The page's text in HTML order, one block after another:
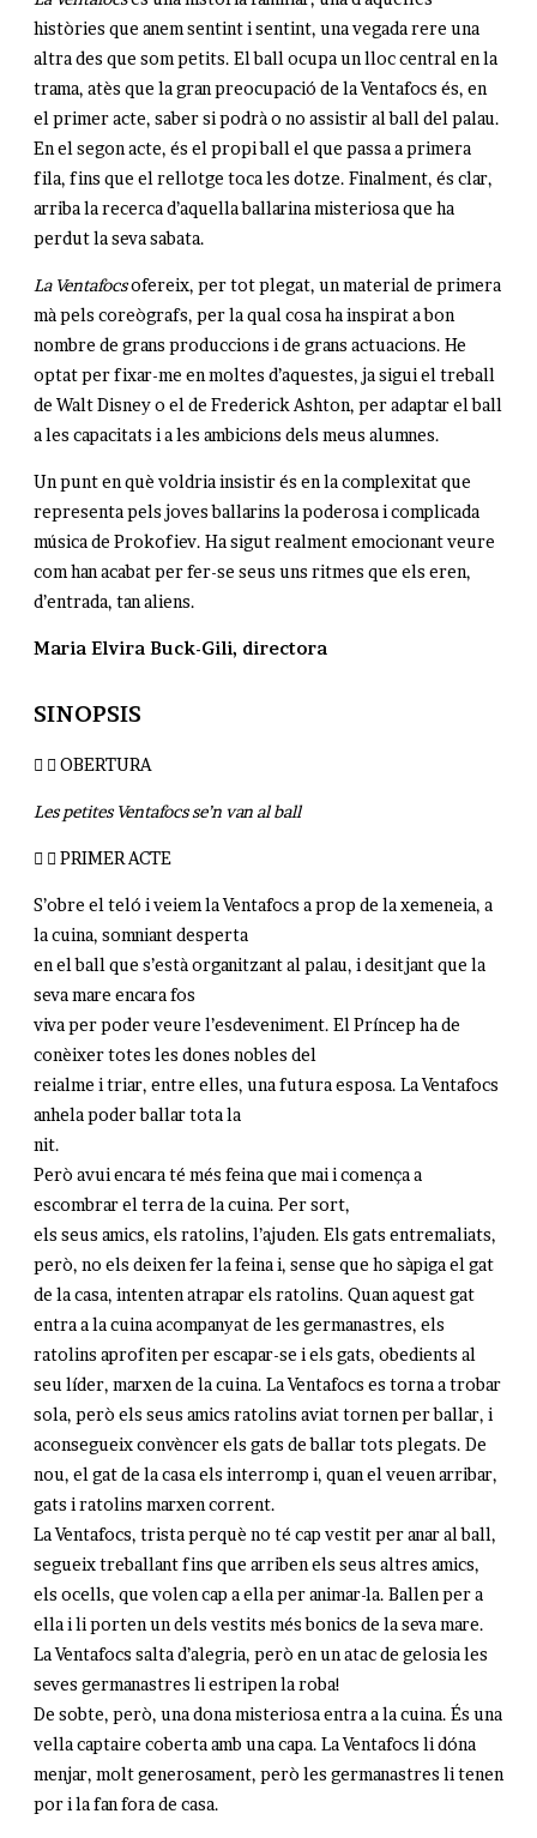
històries que anem sentint i sentint, una vegada rere una
altra des que som petits. El ball ocupa un lloc central en la
trama, atès que la gran preocupació de la Ventafocs és, en
el primer acte, saber si podrà o no assistir al ball del palau.
En el segon acte, és el propi ball el que passa a primera
fila, fins que el rellotge toca les dotze. Finalment, és clar,
arriba la recerca d’aquella ballarina misteriosa que ha
perdut la seva sabata.
La Ventafocsofereix, per tot plegat, un material de primera
mà pels coreògrafs, per la qual cosa ha inspirat a bon
nombre de grans produccions i de grans actuacions. He
optat per fixar-me en moltes d’aquestes, ja sigui el treball
de Walt Disney o el de Frederick Ashton, per adaptar el ball
a les capacitats i a les ambicions dels meus alumnes.
Un punt en què voldria insistir és en la complexitat que
representa pels joves ballarins la poderosa i complicada
música de Prokofiev. Ha sigut realment emocionant veure
com han acabat per fer-se seus uns ritmes que els eren,
d’entrada, tan aliens.
Maria Elvira Buck-Gili, directora
SINOPSIS
OBERTURA
Les petites Ventafocs se’n van al ball
PRIMER ACTE
S’obre el teló i veiem la Ventafocs a prop de la xemeneia, a
la cuina, somniant desperta
en el ball que s’està organitzant al palau, i desitjant que la
seva mare encara fos
viva per poder veure l’esdeveniment. El Príncep ha de
conèixer totes les dones nobles del
reialme i triar, entre elles, una futura esposa. La Ventafocs
anhela poder ballar tota la
nit.
Però avui encara té més feina que mai i comença a
escombrar el terra de la cuina. Per sort,
els seus amics, els ratolins, l’ajuden. Els gats entremaliats,
però, no els deixen fer la feina i, sense que ho sàpiga el gat
de la casa, intenten atrapar els ratolins. Quan aquest gat
entra a la cuina acompanyat de les germanastres, els
ratolins aprofiten per escapar-se i els gats, obedients al
seu líder, marxen de la cuina. La Ventafocs es torna a trobar
sola, però els seus amics ratolins aviat tornen per ballar, i
aconsegueix convèncer els gats de ballar tots plegats. De
nou, el gat de la casa els interromp i, quan el veuen arribar,
gats i ratolins marxen corrent.
La Ventafocs, trista perquè no té cap vestit per anar al ball,
segueix treballant fins que arriben els seus altres amics,
els ocells, que volen cap a ella per animar-la. Ballen per a
ella i li porten un dels vestits més bonics de la seva mare.
La Ventafocs salta d’alegria, però en un atac de gelosia les
seves germanastres li estripen la roba!
De sobte, però, una dona misteriosa entra a la cuina. És una
vella captaire coberta amb una capa. La Ventafocs li dóna
menjar, molt generosament, però les germanastres li tenen
por i la fan fora de casa.